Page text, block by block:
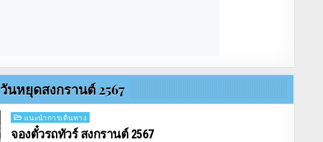
วันหยุดสงกรานต์ 2567
Posted
in
แนะนำการเดินทาง
จองตั๋วรถทัวร์ สงกรานต์ 2567